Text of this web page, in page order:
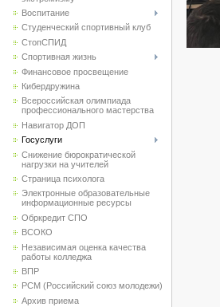
Воспитание
Студенческий спортивный клуб
CтопСПИД
Спортивная жизнь
Финансовое просвещение
Кибердружина
Всероссийская олимпиада
профессионального мастерства
Навигатор ДОП
Госуслуги
Снижение бюрократической
нагрузки на учителей
Страница психолога
Электронные образовательные
информационные ресурсы
Обркредит СПО
ВСОКО
Независимая оценка качества
работы колледжа
ВПР
РСМ (Российский союз молодежи)
Архив приема